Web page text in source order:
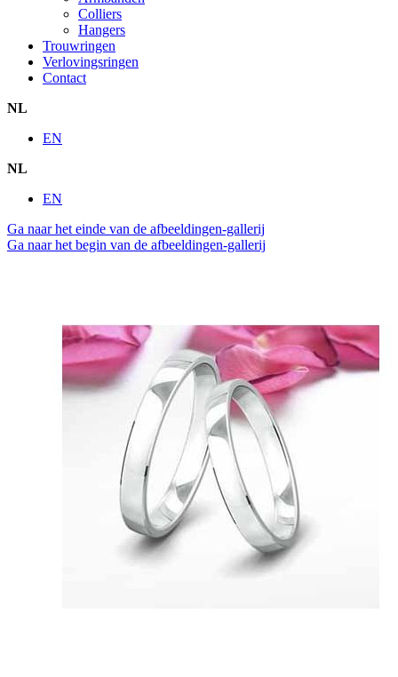
Colliers
Hangers
Trouwringen
Verlovingsringen
Contact
NL
EN
NL
EN
Ga naar het einde van de afbeeldingen-gallerij
Ga naar het begin van de afbeeldingen-gallerij